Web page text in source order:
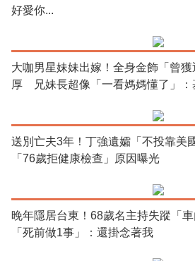
好愛你...
大咖男星妹妹出嫁！全身金飾「曾
厚 兄妹長超像「一看媽媽懂了」：
送別亡夫3年！丁強遺孀「不投靠
「76歲拒健康檢查」原因曝光
晚年隱居台東！68歲名主持失蹤「
「死前做1事」：還掛念著我